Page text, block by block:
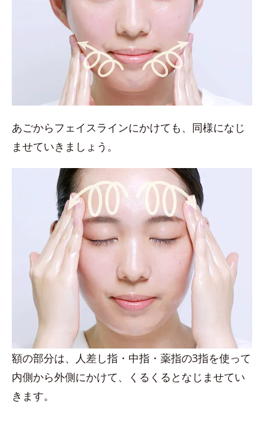
あごからフェイスラインにかけても、同様になじ
ませていきましょう。
額の部分は、人差し指・中指・薬指の3指を使って
内側から外側にかけて、くるくるとなじませてい
きます。